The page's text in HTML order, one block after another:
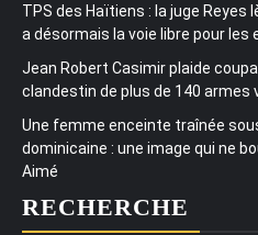
TPS des Haïtiens : la juge Reyes
a désormais la voie libre pour les
Jean Robert Casimir plaide
clandestin de plus de 140 armes
Une femme enceinte traînée
dominicaine : une image qui ne
Aimé
RECHERCHE